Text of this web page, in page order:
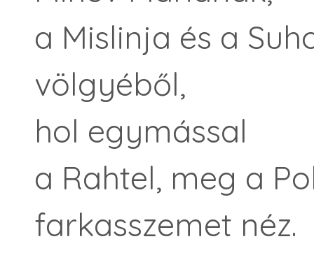
a Mislinja és a
völgyéből,
hol egymással
a Rahtel, meg a
farkasszemet néz.